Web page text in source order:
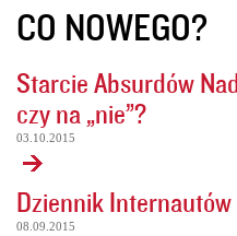
CO NOWEGO?
Starcie Absurdów
czy na „nie”?
03.10.2015
Dziennik Internautów
08.09.2015